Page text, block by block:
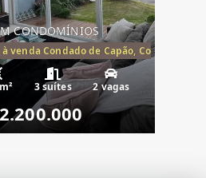
CONDOMÍNIOS
venda Condado de Capão, Condomínio
3 suítes 2 vagas